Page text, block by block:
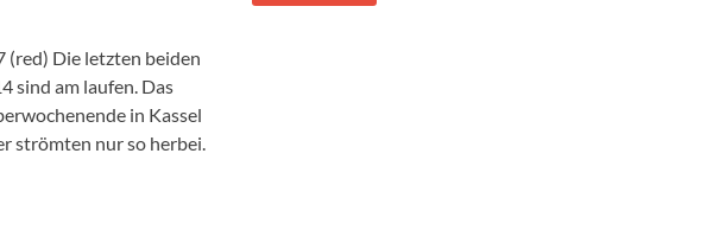
(red) Die letzten beiden
sind am laufen. Das
in Kassel
strömten nur so herbei.